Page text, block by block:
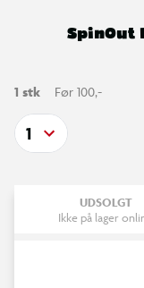
SpinOut
1 stk Før 100,-
1
UDSOLGT
Ikke på lager